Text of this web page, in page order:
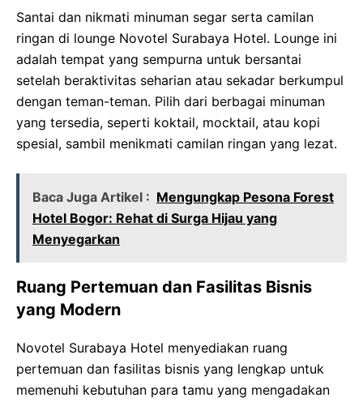
Santai dan nikmati minuman segar serta camilan
ringan di lounge Novotel Surabaya Hotel. Lounge ini
adalah tempat yang sempurna untuk bersantai
setelah beraktivitas seharian atau sekadar berkumpul
dengan teman-teman. Pilih dari berbagai minuman
yang tersedia, seperti koktail, mocktail, atau kopi
spesial, sambil menikmati camilan ringan yang lezat.
Baca Juga Artikel : Mengungkap Pesona Forest
Hotel Bogor: Rehat di Surga Hijau yang
Menyegarkan
Ruang Pertemuan dan Fasilitas Bisnis
yang Modern
Novotel Surabaya Hotel menyediakan ruang
pertemuan dan fasilitas bisnis yang lengkap untuk
memenuhi kebutuhan para tamu yang mengadakan